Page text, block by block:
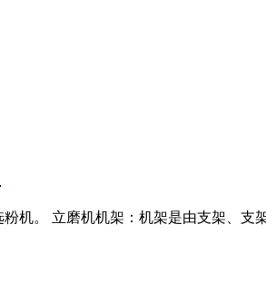
机。 立磨机机架：机架是由支架、